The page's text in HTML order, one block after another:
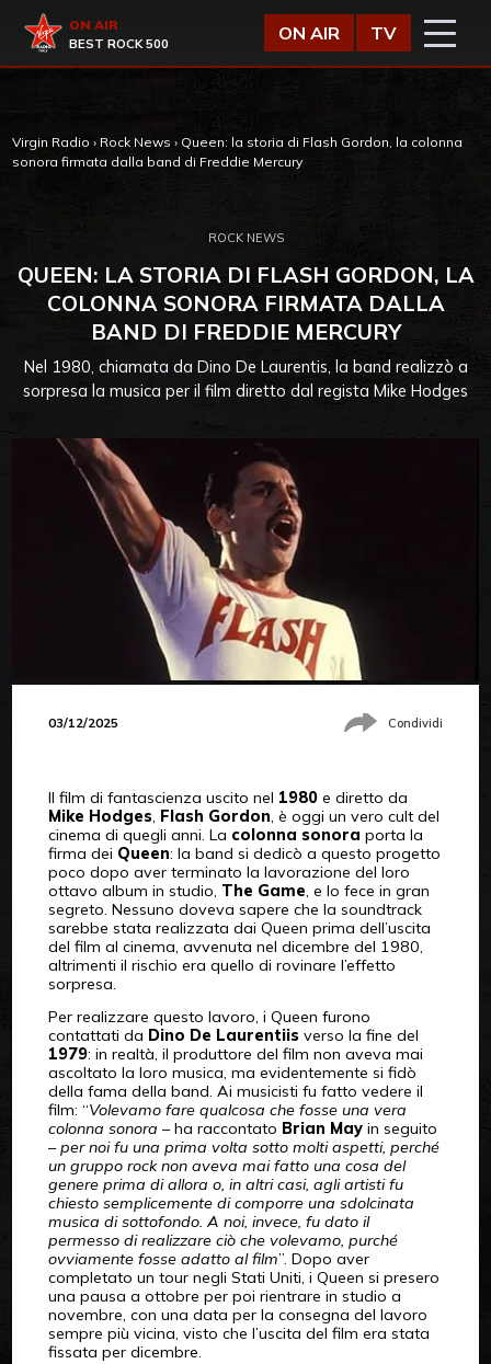
Virgin Radio
ON AIR
BEST ROCK 500
ON AIR TV
Virgin Radio › Rock News › Queen: la storia di Flash Gordon, la colonna
sonora firmata dalla band di Freddie Mercury
ROCK NEWS
QUEEN: LA STORIA DI FLASH GORDON, LA
COLONNA SONORA FIRMATA DALLA
BAND DI FREDDIE MERCURY
Nel 1980, chiamata da Dino De Laurentis, la band realizzò a
sorpresa la musica per il film diretto dal regista Mike Hodges
03/12/2025 Condividi
Il film di fantascienza uscito nel 1980e diretto da
Mike Hodges, Flash Gordon, è oggi un vero cult del
cinema di quegli anni. La colonna sonora porta la
firma dei Queen: la band si dedicò a questo progetto
poco dopo aver terminato la lavorazione del loro
ottavo album in studio, The Game, e lo fece in gran
segreto. Nessuno doveva sapere che la soundtrack
sarebbe stata realizzata dai Queen prima dell’uscita
del film al cinema, avvenuta nel dicembre del 1980,
altrimenti il rischio era quello di rovinare l’effetto
sorpresa.
Per realizzare questo lavoro, i Queen furono
contattati da Dino De Laurentiisverso la fine del
1979: in realtà, il produttore del film non aveva mai
ascoltato la loro musica, ma evidentemente si fidò
della fama della band. Ai musicisti fu fatto vedere il
film: “Volevamo fare qualcosa che fosse una vera
colonna sonora – ha raccontato Brian Mayin seguito
–per noi fu una prima volta sotto molti aspetti, perché
un gruppo rock non aveva mai fatto una cosa del
genere prima di allora o, in altri casi, agli artisti fu
chiesto semplicemente di comporre una sdolcinata
musica di sottofondo. A noi, invece, fu dato il
permesso di realizzare ciò che volevamo, purché
ovviamente fosse adatto al film”. Dopo aver
completato un tour negli Stati Uniti, i Queen si presero
una pausa a ottobre per poi rientrare in studio a
novembre, con una data per la consegna del lavoro
sempre più vicina, visto che l’uscita del film era stata
fissata per dicembre.